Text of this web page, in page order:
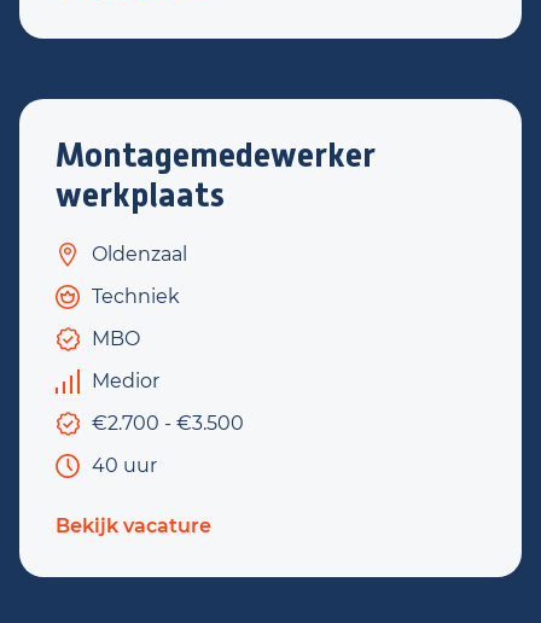
Montagemedewerker
werkplaats
Oldenzaal
Techniek
MBO
Medior
€2.700 - €3.500
40 uur
Bekijk vacature